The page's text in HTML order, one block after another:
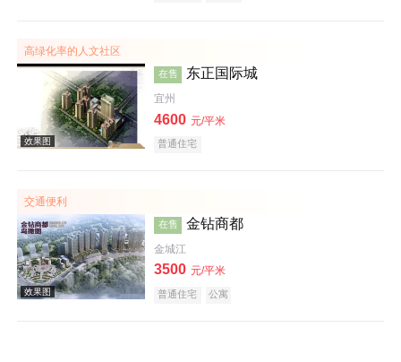
高绿化率的人文社区
在售 东正国际城
宜州
4600 元/平米
普通住宅
交通便利
在售 金钻商都
金城江
3500 元/平米
普通住宅 公寓